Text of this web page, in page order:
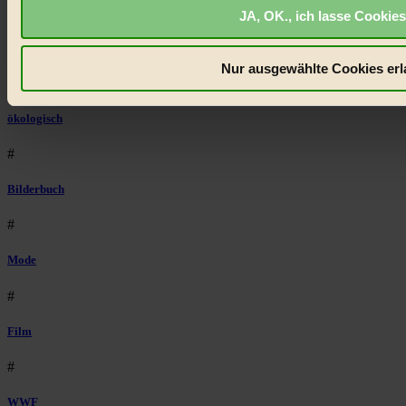
JA, OK., ich lasse
Nur ausgewählte Cookies
Umweltschutz
ökologisch
#
Bilderbuch
#
Mode
#
Film
#
WWF